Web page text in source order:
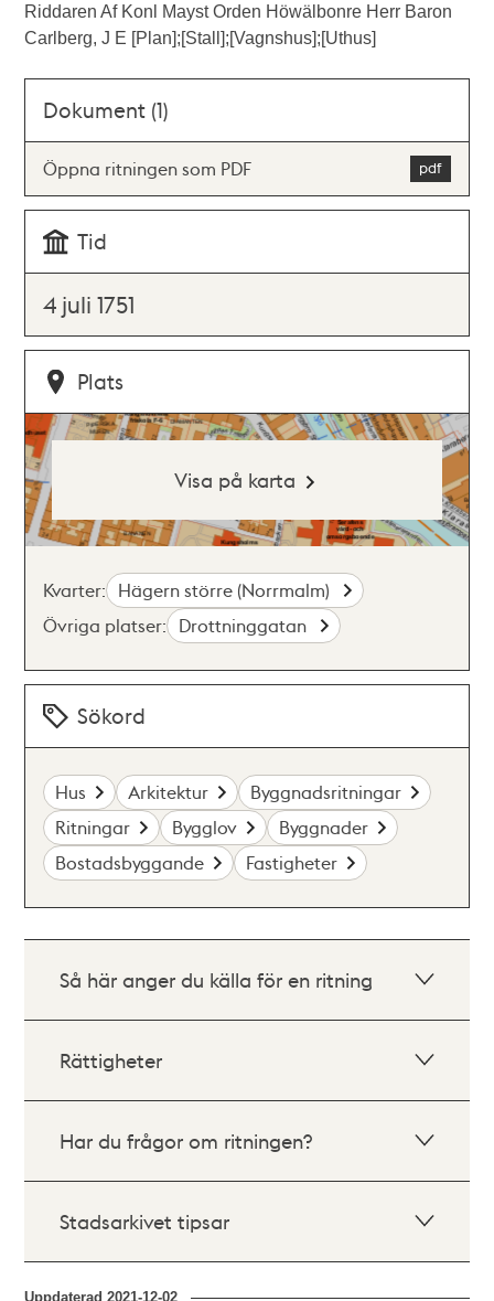
Riddaren Af Konl Mayst Orden Höwälbonre Herr Baron
Carlberg, J E [Plan];[Stall];[Vagnshus];[Uthus]
Dokument (1)
Öppna ritningen som PDF
Tid
4 juli 1751
Plats
Visa på karta
Kvarter: Hägern större (Norrmalm)
Övriga platser: Drottninggatan
Sökord
Hus Arkitektur
Byggnadsritningar
Ritningar
Bygglov
Byggnader
Bostadsbyggande
Fastigheter
Så här anger du källa för en ritning
Rättigheter
Har du frågor om ritningen?
Stadsarkivet tipsar
Uppdaterad2021-12-02